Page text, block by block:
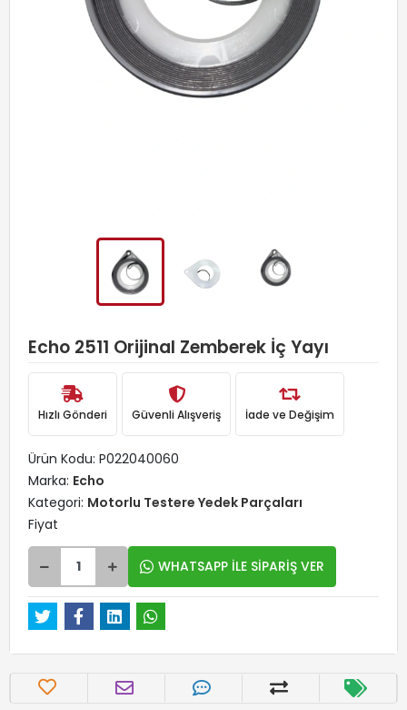
Echo 2511 Orijinal Zemberek İç Yayı
Hızlı Gönderi Güvenli Alışveriş İade ve Değişim
Ürün Kodu: P022040060
Marka: Echo
Kategori: Motorlu Testere Yedek Parçaları
Fiyat
WHATSAPP İLE SİPARİŞ VER